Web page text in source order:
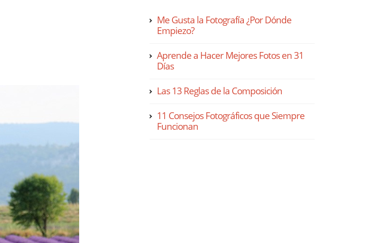
Me Gusta la Fotografía ¿Por Dónde
Empiezo?
Aprende a Hacer Mejores Fotos en 31
Días
Las 13 Reglas de la Composición
11 Consejos Fotográficos que Siempre
Funcionan